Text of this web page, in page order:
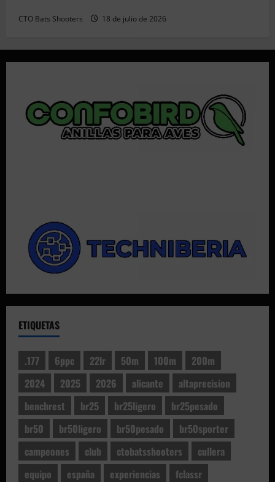
CTO Bats Shooters 18 de julio de 2026
ETIQUETAS
.177 6ppc 22lr 50m 100m
200m
2024
2025 2026 alicante
altaprecision
benchrest
br25 br25ligero
br25pesado
br50
br50ligero br50pesado
br50sporter
campeones
club ctobatsshooters
cullera
equipo
españa experiencias
fclassr